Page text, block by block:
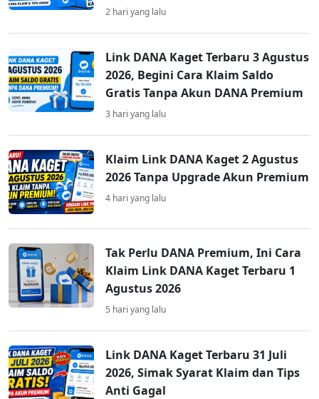
2 hari yang lalu
Link DANA Kaget Terbaru 3 Agustus
2026, Begini Cara Klaim Saldo
Gratis Tanpa Akun DANA Premium
3 hari yang lalu
Klaim Link DANA Kaget 2 Agustus
2026 Tanpa Upgrade Akun Premium
4 hari yang lalu
Tak Perlu DANA Premium, Ini Cara
Klaim Link DANA Kaget Terbaru 1
Agustus 2026
5 hari yang lalu
Link DANA Kaget Terbaru 31 Juli
2026, Simak Syarat Klaim dan Tips
Anti Gagal